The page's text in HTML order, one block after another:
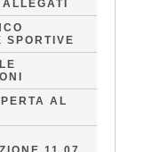
SPORTIVE
AL